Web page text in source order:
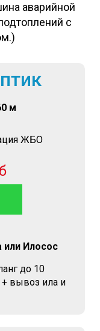
аварийной
с
м
ЖБО
или Илосос
до 10
вывоз ила и